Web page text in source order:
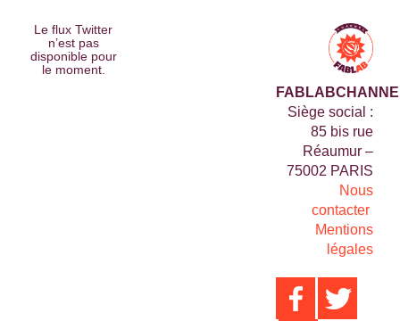
Le flux Twitter
n’est pas
disponible pour
le moment.
Siège social :
85 bis rue
Réaumur –
75002 PARIS
Nous
contacter
Mentions
légales